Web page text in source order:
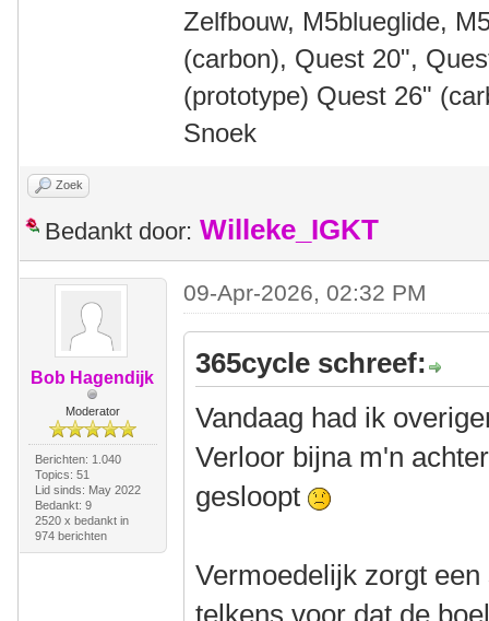
Zelfbouw, M5blueglide,
(carbon), Quest 20",
(prototype) Quest 26"
Snoek
Zoek
Bedankt door: Willeke_IGKT
Bob Hagendijk
Moderator
Berichten: 1.040
Topics: 51
Lid sinds: May 2022
Bedankt: 9
2520 x bedankt in
974 berichten
09-Apr-2026, 02:32 PM
365cycle schreef:
Vandaag had ik
Verloor bijna m'n
gesloopt
Vermoedelijk zorgt
telkens voor dat de